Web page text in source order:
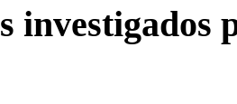
investigados